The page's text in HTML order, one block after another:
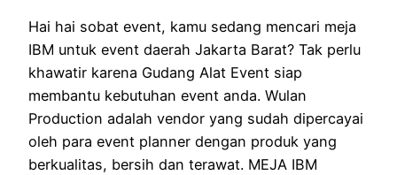
Hai hai sobat event, kamu sedang mencari meja
IBM untuk event daerah Jakarta Barat? Tak perlu
khawatir karena Gudang Alat Event siap
membantu kebutuhan event anda. Wulan
Production adalah vendor yang sudah dipercayai
oleh para event planner dengan produk yang
berkualitas, bersih dan terawat. MEJA IBM